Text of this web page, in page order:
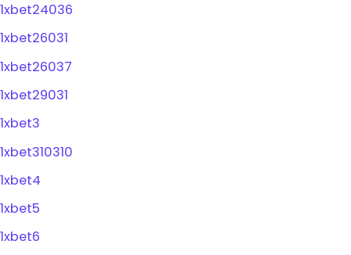
1xbet24036
1xbet26031
1xbet26037
1xbet29031
1xbet3
1xbet310310
1xbet4
1xbet5
1xbet6